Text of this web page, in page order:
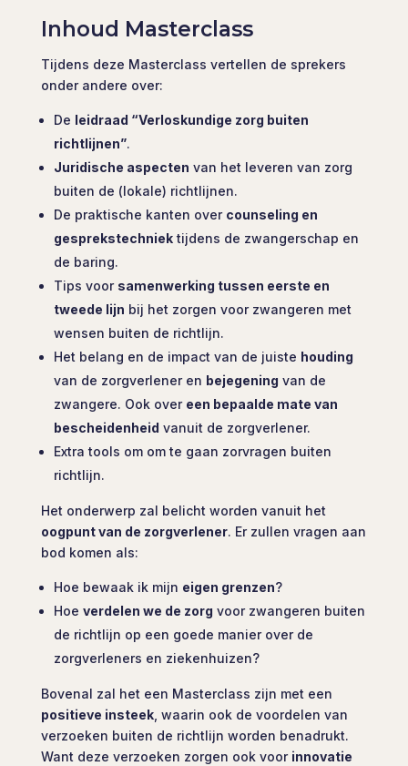
Inhoud Masterclass
Tijdens deze Masterclass vertellen de sprekers
onder andere over:
De leidraad “Verloskundige zorg buiten
richtlijnen”.
Juridische aspecten van het leveren van zorg
buiten de (lokale) richtlijnen.
De praktische kanten over counseling en
gesprekstechniektijdens de zwangerschap en
de baring.
Tips voor samenwerking tussen eerste en
tweede lijn bij het zorgen voor zwangeren met
wensen buiten de richtlijn.
Het belang en de impact van de juiste houding
van de zorgverlener en bejegening van de
zwangere. Ook over een bepaalde mate van
bescheidenheid vanuit de zorgverlener.
Extra tools om om te gaan zorvragen buiten
richtlijn.
Het onderwerp zal belicht worden vanuit het
oogpunt van de zorgverlener. Er zullen vragen aan
bod komen als:
Hoe bewaak ik mijn eigen grenzen?
Hoe verdelen we de zorg voor zwangeren buiten
de richtlijn op een goede manier over de
zorgverleners en ziekenhuizen?
Bovenal zal het een Masterclass zijn met een
positieve insteek, waarin ook de voordelen van
verzoeken buiten de richtlijn worden benadrukt.
Want deze verzoeken zorgen ook voor innovatie